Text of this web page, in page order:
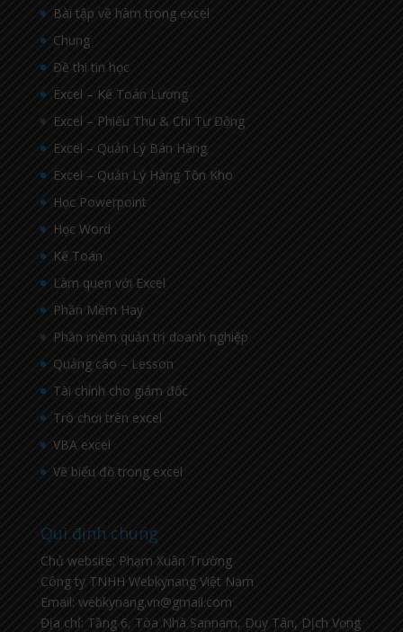
Bài tập về hàm trong excel
Chung
Đề thi tin học
Excel – Kế Toán Lương
Excel – Phiếu Thu & Chi Tự Động
Excel – Quản Lý Bán Hàng
Excel – Quản Lý Hàng Tồn Kho
Học Powerpoint
Học Word
Kế Toán
Làm quen với Excel
Phần Mềm Hay
Phần mềm quản trị doanh nghiệp
Quảng cáo – Lesson
Tài chính cho giám đốc
Trò chơi trên excel
VBA excel
Vẽ biểu đồ trong excel
Qui định chung
Chủ website: Phạm Xuân Trường
Công ty TNHH Webkynang Việt Nam
Email: webkynang.vn@gmail.com
Địa chỉ: Tầng 6, Tòa Nhà Sannam, Duy Tân, Dịch Vọng